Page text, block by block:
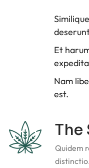
Et
Nam
est.
The
Quidem